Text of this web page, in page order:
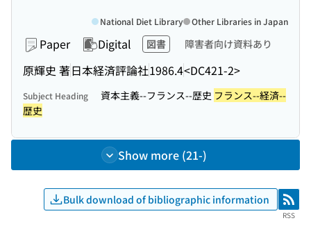
Paper Digital 図書 障害者向け資料あり
原輝史 著日本経済評論社1986.4<DC421-2>
National Diet Library Other Libraries in Japan
Subject Heading 資本主義--フランス--歴史 フランス--経済--
歴史
Show more (21-)
Bulk download of bibliographic information RSS
RSS